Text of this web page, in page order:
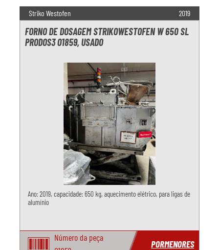
Striko Westofen 2019
FORNO DE DOSAGEM STRIKOWESTOFEN W 650 SL
PRODOS3 O1859, USADO
Ano: 2019, capacidade: 650 kg, aquecimento elétrico, para ligas de
alumínio
Número da peça
PORMENORES